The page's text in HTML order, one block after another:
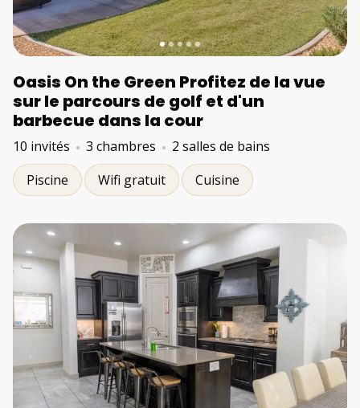
Oasis On the Green Profitez de la vue
sur le parcours de golf et d'un
barbecue dans la cour
10 invités 3 chambres
2 salles de bains
Piscine
Wifi gratuit Cuisine